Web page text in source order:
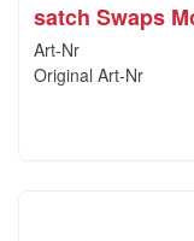
satch Swaps
Art-Nr
Original Art-Nr